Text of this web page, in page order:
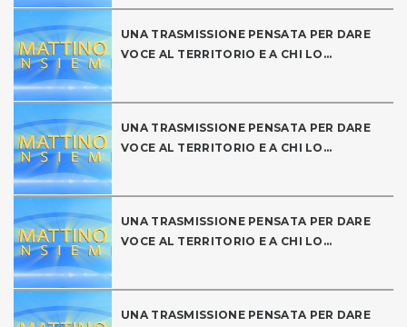
UNA TRASMISSIONE PENSATA PER DARE
VOCE AL TERRITORIO E A CHI LO...
UNA TRASMISSIONE PENSATA PER DARE
VOCE AL TERRITORIO E A CHI LO...
UNA TRASMISSIONE PENSATA PER DARE
VOCE AL TERRITORIO E A CHI LO...
UNA TRASMISSIONE PENSATA PER DARE